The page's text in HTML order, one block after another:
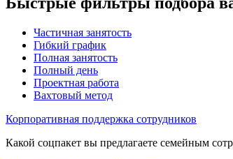
Частичная занятость
Гибкий график
Полная занятость
Полный день
Проектная работа
Вахтовый метод
Корпоративная поддержка сотрудников
Какой соцпакет вы предлагаете семейным